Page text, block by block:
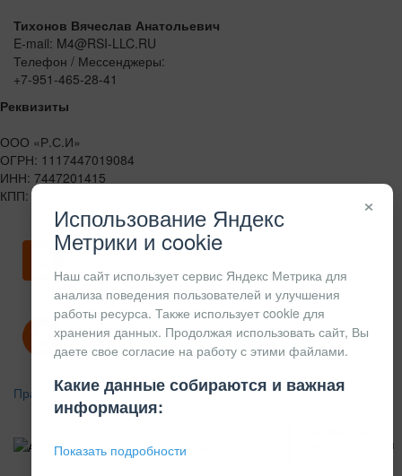
Тихонов Вячеслав Анатольевич
E-mail: M4@RSI-LLC.RU
Телефон / Мессенджеры:
+7-951-465-28-41
Реквизиты
ООО «Р.С.И»
ОГРН: 1117447019084
ИНН: 7447201415
КПП: 744701001
Скачать карточку предприятия
Политика конфиденциальности
Правила возврата
КОНСТРУКЦИОННЫЙ
×
Использование Яндекс
Метрики и cookie
Наш сайт использует сервис Яндекс Метрика для
анализа поведения пользователей и улучшения
работы ресурса. Также использует cookie для
хранения данных. Продолжая использовать сайт, Вы
даете свое согласие на работу с этими файлами.
Какие данные собираются и важная
информация:
Показать подробности